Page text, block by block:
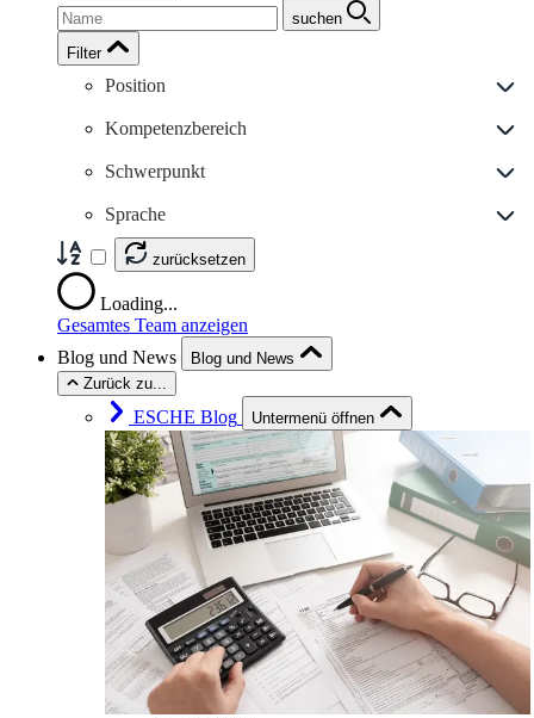
suchen
Filter
Position
Kompetenzbereich
Schwerpunkt
Sprache
zurücksetzen
Loading...
Gesamtes Team anzeigen
Blog und News
Blog und News
Zurück zu...
ESCHE Blog Untermenü öffnen